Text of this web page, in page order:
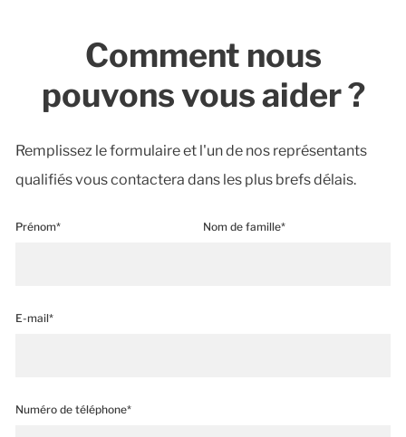
Comment nous
pouvons vous aider ?
Remplissez le formulaire et l'un de nos représentants
qualifiés vous contactera dans les plus brefs délais.
Prénom* Nom de famille*
E-mail*
Numéro de téléphone*